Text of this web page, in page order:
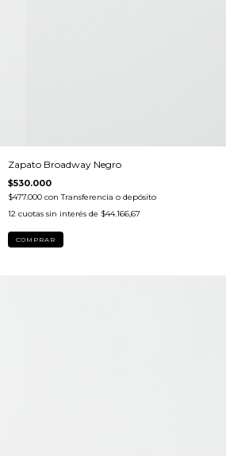
Zapato Broadway Negro
$530.000
$477.000 con Transferencia o depósito
12 cuotas sin interés de $44.166,67
COMPRAR